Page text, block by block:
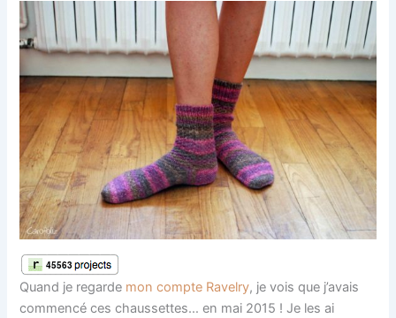
Quand je regarde mon compte Ravelry, je vois que j’avais
commencé ces chaussettes… en mai 2015 ! Je les ai